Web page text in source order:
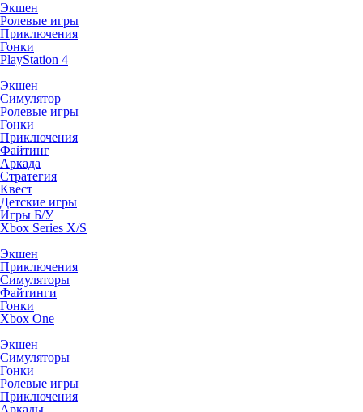
Экшен
Ролевые игры
Приключения
Гонки
PlayStation 4
Экшен
Симулятор
Ролевые игры
Гонки
Приключения
Файтинг
Аркада
Стратегия
Квест
Детские игры
Игры Б/У
Xbox Series X/S
Экшен
Приключения
Симуляторы
Файтинги
Гонки
Xbox One
Экшен
Симуляторы
Гонки
Ролевые игры
Приключения
Аркады